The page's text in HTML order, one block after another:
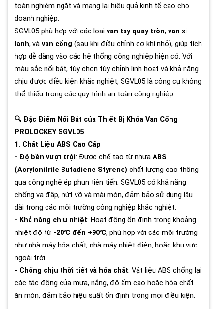
toàn nghiêm ngặt và mang lại hiệu quả kinh tế cao cho
doanh nghiệp.
SGVL05 phù hợp với các loại van tay quay tròn, van xi-
lanh, và van cổng (sau khi điều chỉnh cơ khí nhỏ), giúp tích
hợp dễ dàng vào các hệ thống công nghiệp hiện có. Với
màu sắc nổi bật, tùy chọn tùy chỉnh linh hoạt và khả năng
chịu được điều kiện khắc nghiệt, SGVL05 là công cụ không
thể thiếu trong các quy trình an toàn công nghiệp.
🔍 Đặc Điểm Nổi Bật của Thiết Bị Khóa Van Cổng
PROLOCKEY SGVL05
1. Chất Liệu ABS Cao Cấp
- Độ bền vượt trội: Được chế tạo từ nhựa ABS
(Acrylonitrile Butadiene Styrene) chất lượng cao thông
qua công nghệ ép phun tiên tiến, SGVL05 có khả năng
chống va đập, nứt vỡ và mài mòn, đảm bảo sử dụng lâu
dài trong các môi trường công nghiệp khắc nghiệt.
- Khả năng chịu nhiệt: Hoạt động ổn định trong khoảng
nhiệt độ từ -20℃ đến +90℃, phù hợp với các môi trường
như nhà máy hóa chất, nhà máy nhiệt điện, hoặc khu vực
ngoài trời.
- Chống chịu thời tiết và hóa chất: Vật liệu ABS chống lại
các tác động của mưa, nắng, độ ẩm cao hoặc hóa chất
ăn mòn, đảm bảo hiệu suất ổn định trong mọi điều kiện.